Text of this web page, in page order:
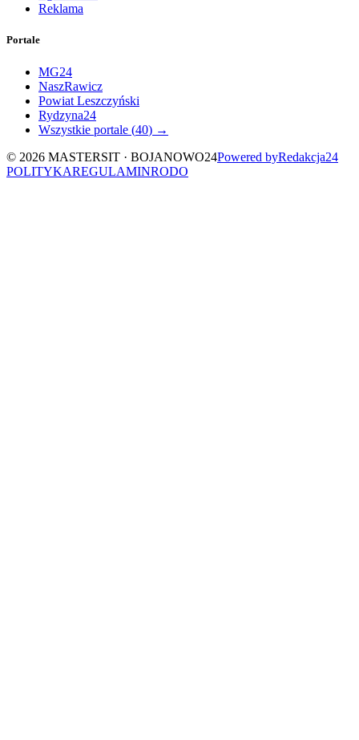
Reklama
Portale
MG24
NaszRawicz
Powiat Leszczyński
Rydzyna24
Wszystkie portale (40) →
© 2026 MASTERSIT · BOJANOWO24Powered byRedakcja24
POLITYKAREGULAMINRODO